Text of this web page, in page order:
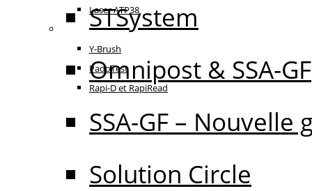
Laser ATP38
Oral Care
Y-Brush
PadoTest
Rapi-D et RapiRead
STSystem
Omnipost & SSA-GF
SSA-GF – Nouvelle
Solution Circle